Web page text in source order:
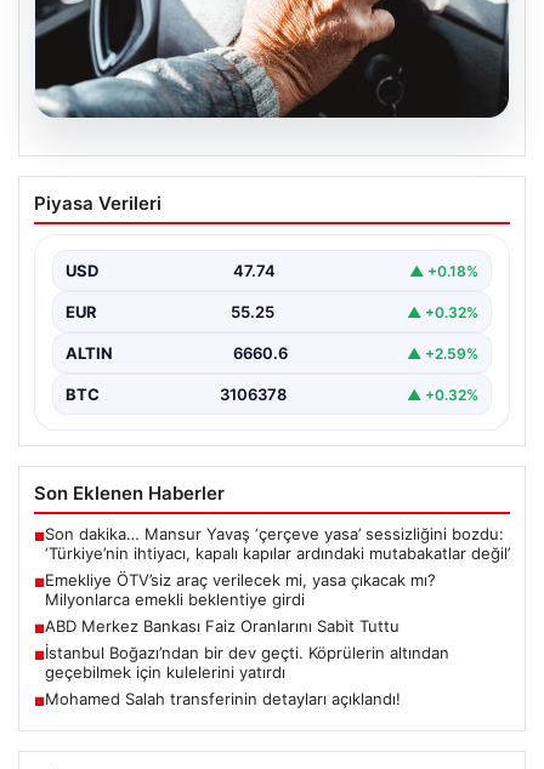
08.08.2026
Emekliye ÖTV’siz araç verilecek mi,
yasa çıkacak mı? Milyonlarca emekli
Piyasa Verileri
USD 47.74 ▲ +0.18%
EUR 55.25 ▲ +0.32%
ALTIN 6660.6 ▲ +2.59%
BTC 3106378 ▲ +0.32%
Son Eklenen Haberler
■Son dakika… Mansur Yavaş ‘çerçeve yasa’ sessizliğini bozdu:
‘Türkiye’nin ihtiyacı, kapalı kapılar ardındaki mutabakatlar değil’
■Emekliye ÖTV’siz araç verilecek mi, yasa çıkacak mı?
Milyonlarca emekli beklentiye girdi
■ABD Merkez Bankası Faiz Oranlarını Sabit Tuttu
■İstanbul Boğazı’ndan bir dev geçti. Köprülerin altından
geçebilmek için kulelerini yatırdı
■Mohamed Salah transferinin detayları açıklandı!